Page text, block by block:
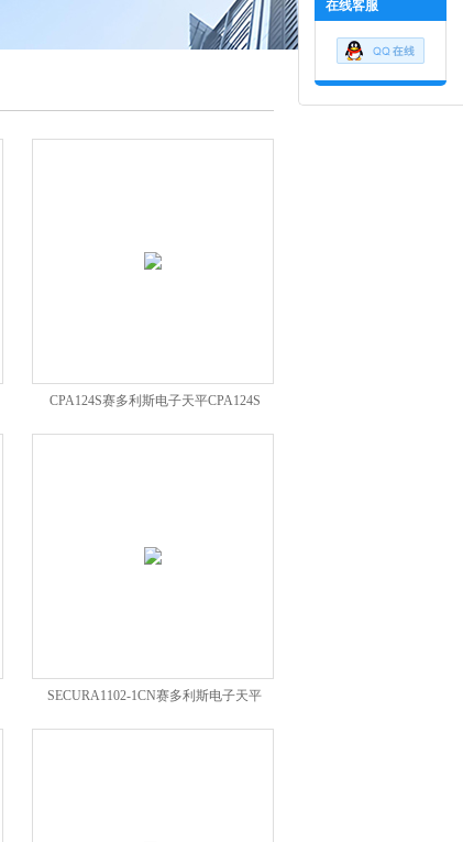
CPA124S赛多利斯电子天平CPA124S
SECURA1102-1CN赛多利斯电子天平
SECURA1102-1CN
在线客服